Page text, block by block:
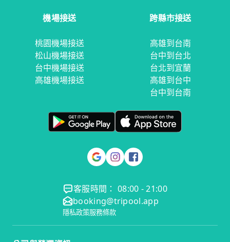
機場接送
桃園機場接送
松山機場接送
台中機場接送
高雄機場接送
跨縣市接送
高雄到台南
台中到台北
台北到宜蘭
高雄到台中
台中到台南
客服時間： 08:00 - 21:00
booking@tripool.app
隱私政策服務條款